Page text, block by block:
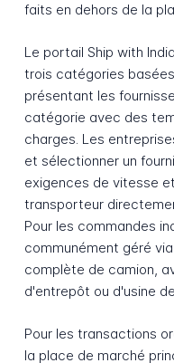
faits en dehors de la
Le portail Ship with
trois catégories
présentant les
catégorie avec des
charges. Les
et sélectionner un
exigences de vitesse
transporteur
Pour les commandes
communément géré
complète de camion,
d'entrepôt ou d'usine
Pour les transactions
la place de marché